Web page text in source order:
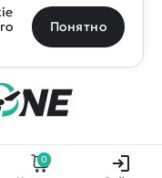
Очистить
В корзину
0
Уфа
Понятно